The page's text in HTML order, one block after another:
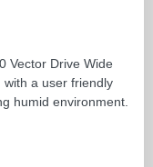
Vector Drive Wide
with a user friendly
humid environment.